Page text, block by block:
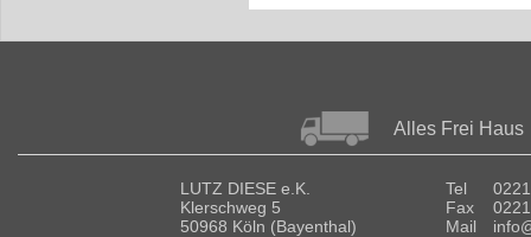
Alles Frei Haus
LUTZ DIESE e.K.
Klerschweg 5
50968 Köln (Bayenthal)
Tel
Fax
Mail